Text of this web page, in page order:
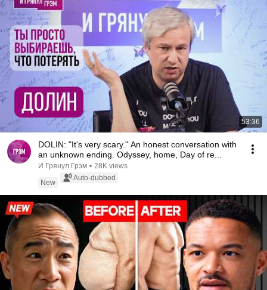
53:36
DOLIN: "It's very scary." An honest conversation with
an unknown ending. Odyssey, home, Day of re...
И Грянул Грэм • 28K views
New
Auto-dubbed